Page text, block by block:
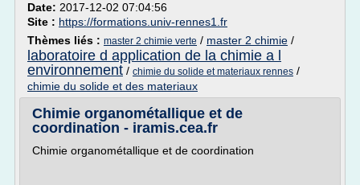
Date: 2017-12-02 07:04:56
Site : https://formations.univ-rennes1.fr
Thèmes liés : master 2 chimie verte / master 2 chimie /
laboratoire d application de la chimie a l
environnement / chimie du solide et materiaux rennes /
chimie du solide et des materiaux
Chimie organométallique et de
coordination - iramis.cea.fr
Chimie organométallique et de coordination